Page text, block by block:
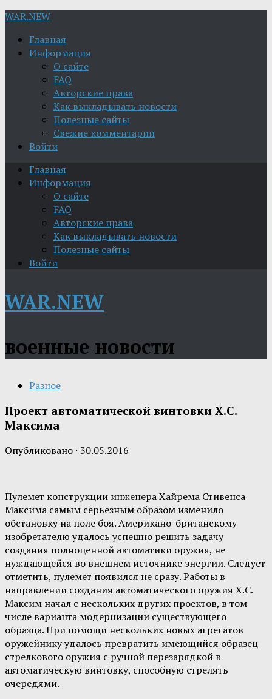
WAR.NEW
Главная
Информация
О сайте
FAQ
Авторские права
Как выкладывать новости
Полезные сайты
Свежие комментарии
Войти
Главная
Информация
О сайте
FAQ
Авторские права
Как выкладывать новости
Полезные сайты
Войти
WAR.NEW
военные новости
Разное
Проект автоматической винтовки Х.С.
Максима
Опубликовано · 30.05.2016
Пулемет конструкции инженера Хайрема Стивенса
Максима самым серьезным образом изменило
обстановку на поле боя. Американо-британскому
изобретателю удалось успешно решить задачу
создания полноценной автоматики оружия, не
нуждающейся во внешнем источнике энергии. Следует
отметить, пулемет появился не сразу. Работы в
направлении создания автоматического оружия Х.С.
Максим начал с нескольких других проектов, в том
числе варианта модернизации существующего
образца. При помощи нескольких новых агрегатов
оружейнику удалось превратить имеющийся образец
стрелкового оружия с ручной перезарядкой в
автоматическую винтовку, способную стрелять
очередями.